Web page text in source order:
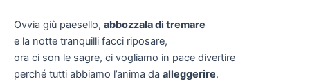
Ovvia giù paesello, abbozzala di tremare
e la notte tranquilli facci riposare,
ora ci son le sagre, ci vogliamo in pace divertire
perché tutti abbiamo l’anima da alleggerire.